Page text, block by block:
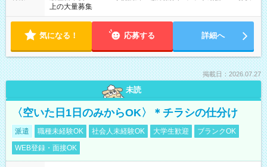
上の大量募集
気になる！ 応募する 詳細へ
掲載日：2026.07.27
未読
〈空いた日1日のみからOK〉＊チラシの仕分け
派遣 職種未経験OK 社会人未経験OK 大学生歓迎
ブランクOK
WEB登録・面接OK